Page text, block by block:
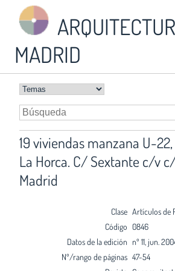
MADRID
19 viviendas manzana U-
La Horca. C/ Sextante c/v
Madrid
Clase Artículos de
Código 0846
Datos de la edición nº 11, jun.
Nº/rango de páginas 47-54